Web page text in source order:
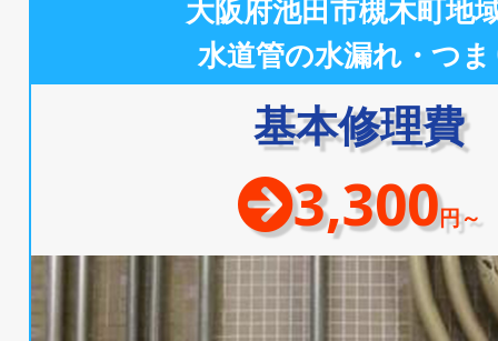
大阪府池田市槻木町地
水道管の水漏れ・つ
基本修理費
3,300円～